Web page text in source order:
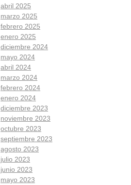
abril 2025
marzo 2025
febrero 2025
enero 2025
diciembre 2024
mayo 2024
abril 2024
marzo 2024
febrero 2024
enero 2024
diciembre 2023
noviembre 2023
octubre 2023
septiembre 2023
agosto 2023
julio 2023
junio 2023
mayo 2023